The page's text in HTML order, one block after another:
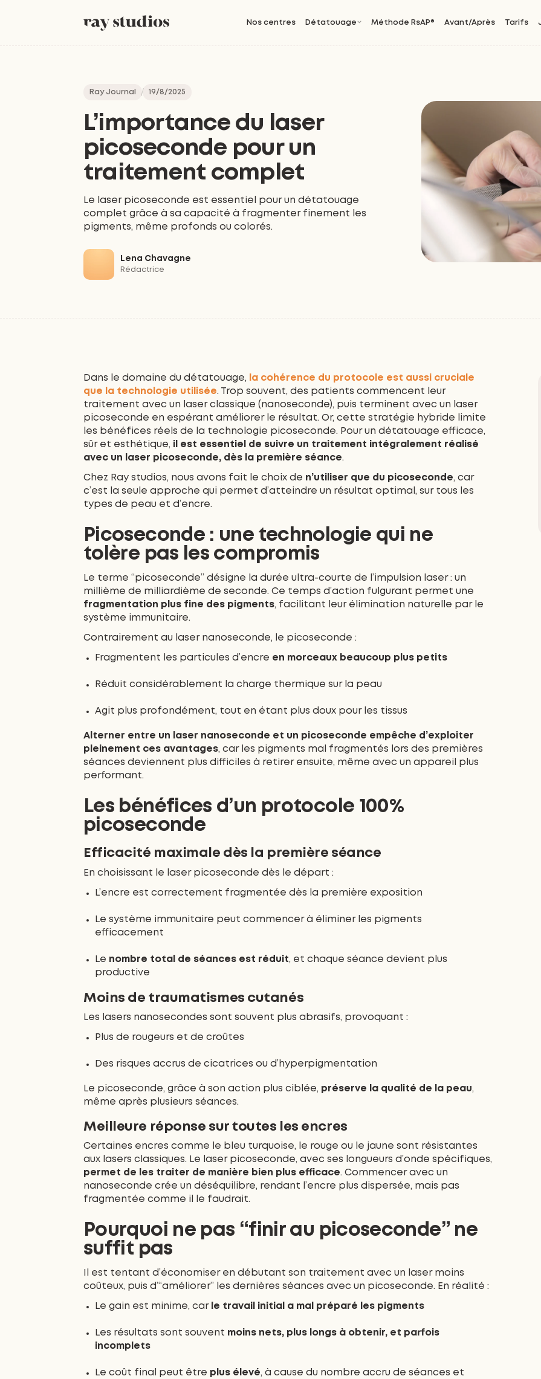
Nos centres Détatouage Méthode RsAP® Avant/Après Tarifs
Ray Journal 19/8/2025
L’importance du laser
picoseconde pour un
traitement complet
Le laser picoseconde est essentiel pour un détatouage
complet grâce à sa capacité à fragmenter finement les
pigments, même profonds ou colorés.
Lena Chavagne
Rédactrice
Dans le domaine du détatouage,
la cohérence du protocole est aussi cruciale
que la technologie utilisée. Trop souvent, des patients commencent leur
traitement avec un laser classique (nanoseconde), puis terminent avec un laser
picoseconde en espérant améliorer le résultat. Or, cette stratégie hybride limite
les bénéfices réels de la technologie picoseconde. Pour un détatouage efficace,
sûr et esthétique,
il est essentiel de suivre un traitement intégralement réalisé
avec un laser picoseconde, dès la première séance.
Chez Ray studios, nous avons fait le choix de n’utiliser que du picoseconde, car
c’est la seule approche qui permet d’atteindre un résultat optimal, sur tous les
types de peau et d’encre.
Picoseconde : une technologie qui ne
tolère pas les compromis
Le terme “picoseconde” désigne la durée ultra-courte de l’impulsion laser : un
millième de milliardième de seconde. Ce temps d’action fulgurant permet une
fragmentation plus fine des pigments, facilitant leur élimination naturelle par le
système immunitaire.
Contrairement au laser nanoseconde, le picoseconde :
Fragmentent les particules d’encre en morceaux beaucoup plus petits
Réduit considérablement la charge thermique sur la peau
Agit plus profondément, tout en étant plus doux pour les tissus
Alterner entre un laser nanoseconde et un picoseconde empêche d’exploiter
pleinement ces avantages, car les pigments mal fragmentés lors des premières
séances deviennent plus difficiles à retirer ensuite, même avec un appareil plus
performant.
Les bénéfices d’un protocole 100%
picoseconde
Efficacité maximale dès la première séance
En choisissant le laser picoseconde dès le départ :
L’encre est correctement fragmentée dès la première exposition
Le système immunitaire peut commencer à éliminer les pigments
efficacement
Le nombre total de séances est réduit, et chaque séance devient plus
productive
Moins de traumatismes cutanés
Les lasers nanosecondes sont souvent plus abrasifs, provoquant :
Plus de rougeurs et de croûtes
Des risques accrus de cicatrices ou d’hyperpigmentation
Le picoseconde, grâce à son action plus ciblée, préserve la qualité de la peau,
même après plusieurs séances.
Meilleure réponse sur toutes les encres
Certaines encres comme le bleu turquoise, le rouge ou le jaune sont résistantes
aux lasers classiques. Le laser picoseconde, avec ses longueurs d’onde spécifiques,
permet de les traiter de manière bien plus efficace. Commencer avec un
nanoseconde crée un déséquilibre, rendant l’encre plus dispersée, mais pas
fragmentée comme il le faudrait.
Pourquoi ne pas “finir au picoseconde” ne
suffit pas
Il est tentant d’économiser en débutant son traitement avec un laser moins
coûteux, puis d’“améliorer” les dernières séances avec un picoseconde. En réalité :
Le gain est minime, car le travail initial a mal préparé les pigments
Les résultats sont souvent moins nets, plus longs à obtenir, et parfois
incomplets
Le coût final peut être plus élevé, à cause du nombre accru de séances et